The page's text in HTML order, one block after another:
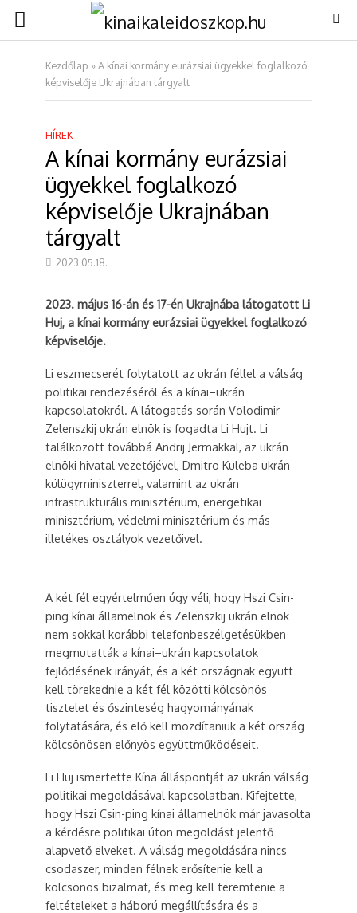
Kezdőlap »A kínai kormány eurázsiai ügyekkel foglalkozó
képviselője Ukrajnában tárgyalt
HÍREK
A kínai kormány eurázsiai
ügyekkel foglalkozó
képviselője Ukrajnában
tárgyalt
2023.05.18.
2023. május 16-án és 17-én Ukrajnába látogatott Li
Huj, a kínai kormány eurázsiai ügyekkel foglalkozó
képviselője.
Li eszmecserét folytatott az ukrán féllel a válság
politikai rendezéséről és a kínai–ukrán
kapcsolatokról. A látogatás során Volodimir
Zelenszkij ukrán elnök is fogadta Li Hujt. Li
találkozott továbbá Andrij Jermakkal, az ukrán
elnöki hivatal vezetőjével, Dmitro Kuleba ukrán
külügyminiszterrel, valamint az ukrán
infrastrukturális minisztérium, energetikai
minisztérium, védelmi minisztérium és más
illetékes osztályok vezetőivel.
A két fél egyértelműen úgy véli, hogy Hszi Csin-
ping kínai államelnök és Zelenszkij ukrán elnök
nem sokkal korábbi telefonbeszélgetésükben
megmutatták a kínai–ukrán kapcsolatok
fejlődésének irányát, és a két országnak együtt
kell törekednie a két fél közötti kölcsönös
tisztelet és őszinteség hagyományának
folytatására, és elő kell mozdítaniuk a két ország
kölcsönösen előnyös együttműködéseit.
Li Huj ismertette Kína álláspontját az ukrán válság
politikai megoldásával kapcsolatban. Kifejtette,
hogy Hszi Csin-ping kínai államelnök már javasolta
a kérdésre politikai úton megoldást jelentő
alapvető elveket. A válság megoldására nincs
csodaszer, minden félnek erősítenie kell a
kölcsönös bizalmat, és meg kell teremtenie a
feltételeket a háború megállítására és a